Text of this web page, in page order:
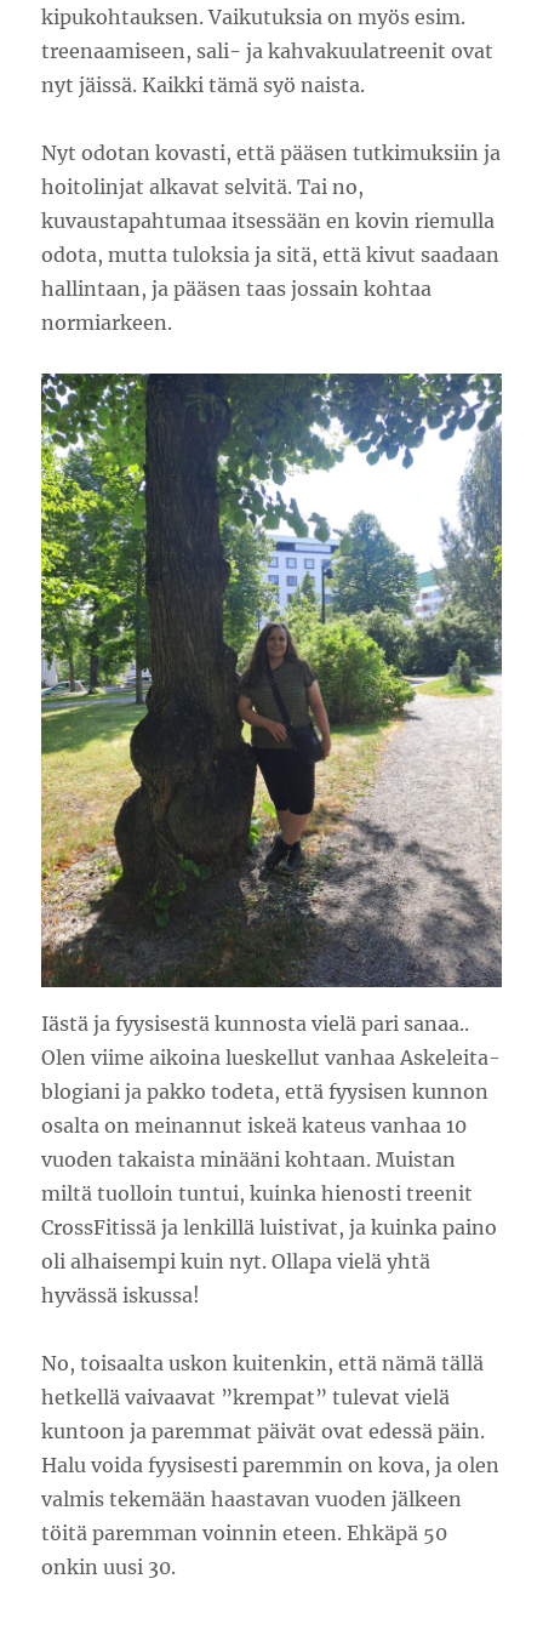
kipukohtauksen. Vaikutuksia on myös esim.
treenaamiseen, sali- ja kahvakuulatreenit ovat
nyt jäissä. Kaikki tämä syö naista.
Nyt odotan kovasti, että pääsen tutkimuksiin ja
hoitolinjat alkavat selvitä. Tai no,
kuvaustapahtumaa itsessään en kovin riemulla
odota, mutta tuloksia ja sitä, että kivut saadaan
hallintaan, ja pääsen taas jossain kohtaa
normiarkeen.
Iästä ja fyysisestä kunnosta vielä pari sanaa..
Olen viime aikoina lueskellut vanhaa Askeleita-
blogiani ja pakko todeta, että fyysisen kunnon
osalta on meinannut iskeä kateus vanhaa 10
vuoden takaista minääni kohtaan. Muistan
miltä tuolloin tuntui, kuinka hienosti treenit
CrossFitissä ja lenkillä luistivat, ja kuinka paino
oli alhaisempi kuin nyt. Ollapa vielä yhtä
hyvässä iskussa!
No, toisaalta uskon kuitenkin, että nämä tällä
hetkellä vaivaavat ”krempat” tulevat vielä
kuntoon ja paremmat päivät ovat edessä päin.
Halu voida fyysisesti paremmin on kova, ja olen
valmis tekemään haastavan vuoden jälkeen
töitä paremman voinnin eteen. Ehkäpä 50
onkin uusi 30.